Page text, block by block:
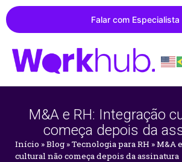
Falar com Especialista
M&A e RH: Integração
começa depois da
Início »Blog »Tecnologia para RH »M&A
cultural não começa depois da assinatura